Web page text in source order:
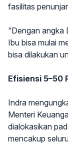
fasilitas
“Dengan angka
Ibu bisa mulai
bisa dilakukan
Efisiensi 5–50
Indra
Menteri
dialokasikan
mencakup